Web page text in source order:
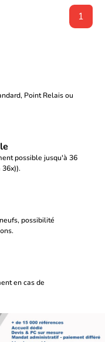
1
Point Relais ou
possible jusqu'à 36
possibilité
en cas de